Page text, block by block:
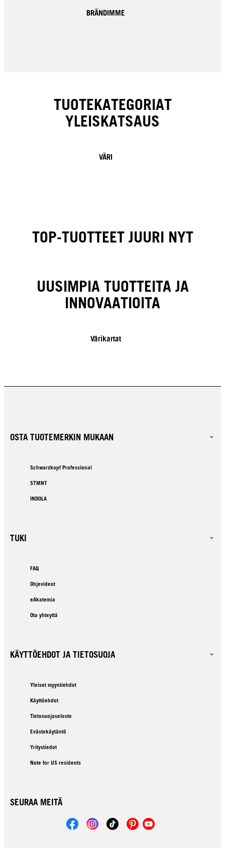
BRÄNDIMME
TUOTEKATEGORIAT
YLEISKATSAUS
VÄRI
TOP-TUOTTEET JUURI NYT
UUSIMPIA TUOTTEITA JA
INNOVAATIOITA
Värikartat
OSTA TUOTEMERKIN MUKAAN
Schwarzkopf Professional
STMNT
INDOLA
TUKI
FAQ
Ohjevideot
eAkatemia
Ota yhteyttä
KÄYTTÖEHDOT JA TIETOSUOJA
Yleiset myyntiehdot
Käyttöehdot
Tietosuojaseloste
Evästekäytäntö
Yritystiedot
Note for US residents
SEURAA MEITÄ